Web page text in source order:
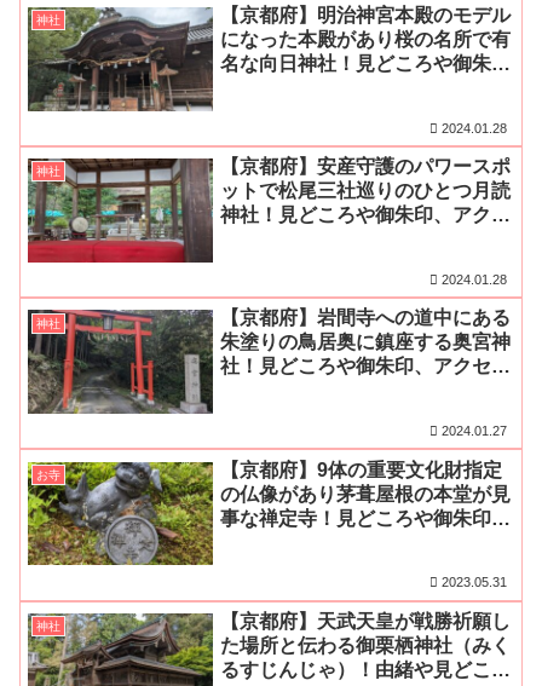
神社
【京都府】明治神宮本殿のモデル
になった本殿があり桜の名所で有
名な向日神社！見どころや御朱
2024.01.28
神社
【京都府】安産守護のパワースポ
ットで松尾三社巡りのひとつ月読
神社！見どころや御朱印、アクセ
2024.01.28
神社
【京都府】岩間寺への道中にある
朱塗りの鳥居奥に鎮座する奥宮神
社！見どころや御朱印、アクセ
2024.01.27
お寺
【京都府】9体の重要文化財指定
の仏像があり茅葺屋根の本堂が見
事な禅定寺！見どころや御朱印、
2023.05.31
神社
【京都府】天武天皇が戦勝祈願し
た場所と伝わる御栗栖神社（みく
るすじんじゃ）！由緒や見どこ